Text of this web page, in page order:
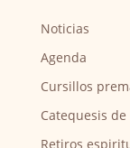
Noticias
Agenda
Cursillos
Catequesis
Retiros